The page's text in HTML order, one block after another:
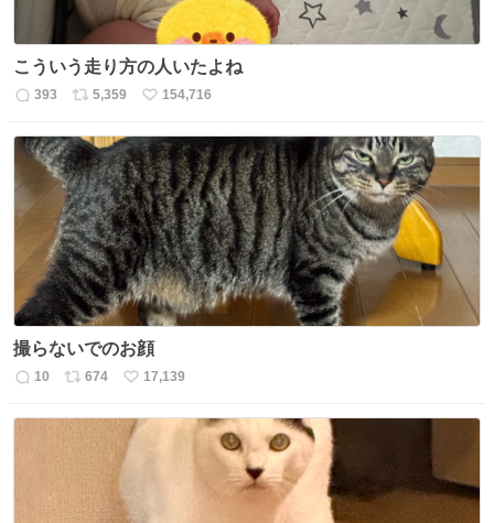
こういう走り方の人いたよね
返
数
393
リ
ス
ト
数
5,359
い
ね
数
154,716
撮らないでのお顔
返
10
リ
ス
数
674
い
ね
数
17,139